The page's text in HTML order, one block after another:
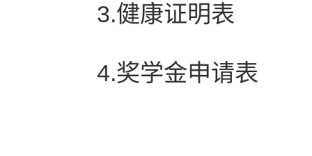
3.健康证明表
4.奖学金申请表